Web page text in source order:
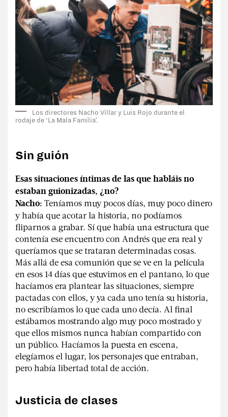
Los directores Nacho Villar y Luis Rojo durante el
rodaje de ‘La Mala Familia’.
Sin guión
Esas situaciones íntimas de las que habláis no
estaban guionizadas, ¿no?
Nacho: Teníamos muy pocos días, muy poco dinero
y había que acotar la historia, no podíamos
fliparnos a grabar. Sí que había una estructura que
contenía ese encuentro con Andrés que era real y
queríamos que se trataran determinadas cosas.
Más allá de esa comunión que se ve en la película
en esos 14 días que estuvimos en el pantano, lo que
hacíamos era plantear las situaciones, siempre
pactadas con ellos, y ya cada uno tenía su historia,
no escribíamos lo que cada uno decía. Al final
estábamos mostrando algo muy poco mostrado y
que ellos mismos nunca habían compartido con
un público. Hacíamos la puesta en escena,
elegíamos el lugar, los personajes que entraban,
pero había libertad total de acción.
Justicia de clases